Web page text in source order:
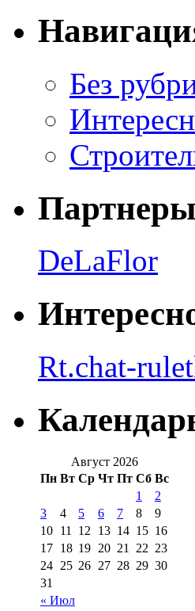
Без
Партнеры
DeLaFlor
Rt.chat-
Август 2026
Пн Вт Ср Чт Пт Сб Вс
« Июл
1
2
3
4 5 6 7 8
9
10 11 12 13 14 15 16
17 18 19 20 21 22 23
24 25 26 27 28 29 30
31